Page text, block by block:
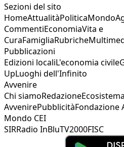
Sezioni del sito
HomeAttualitàPoliticaMondo
CommentiEconomiaVita e
CuraFamigliaRubriche
Pubblicazioni
Edizioni localiL'economia civile
UpLuoghi dell'Infinito
Avvenire
Chi siamoRedazioneEcosistema
AvvenirePubblicitàFondazione
Mondo CEI
SIRRadio InBluTV2000FISC